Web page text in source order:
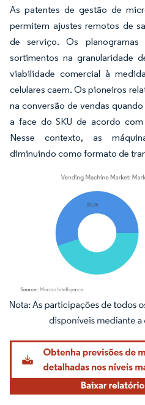
As patentes de gestão de
permitem ajustes remotos de
de serviço. Os planogramas
sortimentos na granularidade
viabilidade comercial à
celulares caem. Os pioneiros
na conversão de vendas
a face do SKU de acordo
Nesse contexto, as
diminuindo como formato de
Imagem © Mordor Intelligence. O reuso